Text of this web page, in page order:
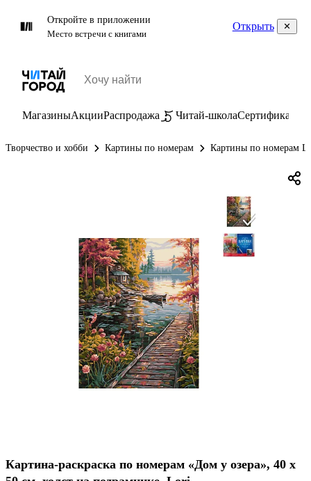
Откройте в приложении
Место встречи с книгами
Открыть
МагазиныАкцииРаспродажа Читай-школаСертификаты
Творчество и хобби Картины по номерам Картины по номерам
Картина-раскраска по номерам «Дом у озера», 40 х